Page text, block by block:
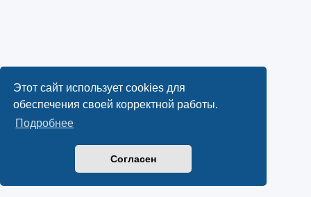
Этот сайт использует cookies для
обеспечения своей корректной работы.
Подробнее
Согласен